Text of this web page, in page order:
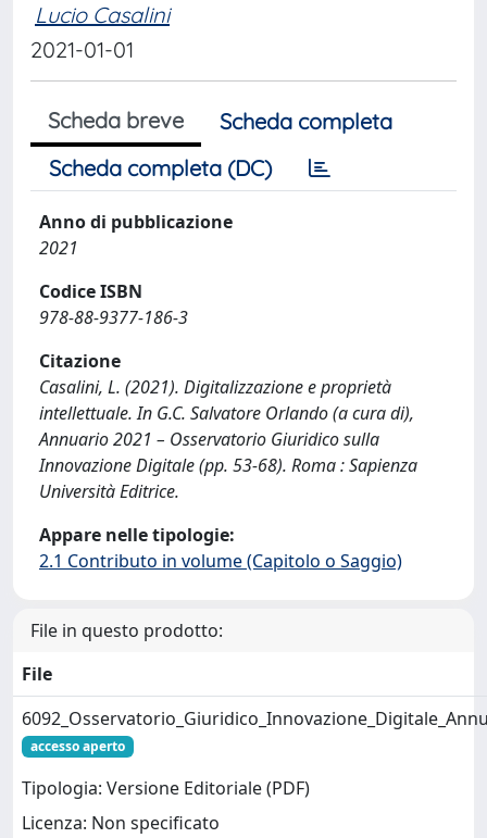
Lucio Casalini
2021-01-01
Scheda breve
Scheda completa
Scheda completa (DC)
Anno di pubblicazione
2021
Codice ISBN
978-88-9377-186-3
Citazione
Casalini, L. (2021). Digitalizzazione e proprietà
intellettuale. In G.C. Salvatore Orlando (a cura di),
Annuario 2021 – Osservatorio Giuridico sulla
Innovazione Digitale (pp. 53-68). Roma : Sapienza
Università Editrice.
Appare nelle tipologie:
2.1 Contributo in volume (Capitolo o Saggio)
File in questo prodotto:
File
accesso aperto
Tipologia: Versione Editoriale (PDF)
Licenza: Non specificato